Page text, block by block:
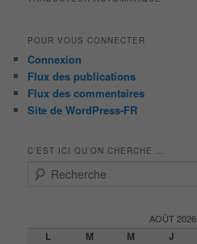
POUR VOUS CONNECTER
Connexion
Flux des publications
Flux des commentaires
Site de WordPress-FR
C’EST ICI QU’ON CHERCHE …
AOÛT 2026
L M M J